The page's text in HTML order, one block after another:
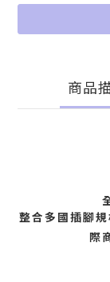
商品
整合多國插腳
際